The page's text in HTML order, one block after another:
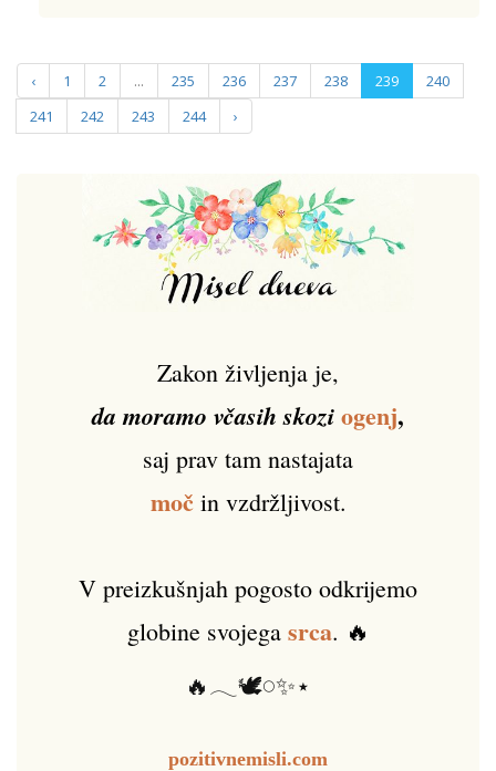
‹ 1 2 ... 235 236 237 238 239
240
241
242 243 244 ›
Zakon življenja je,
da moramo včasih skoziogenj,
saj prav tam nastajata
močin vzdržljivost.
V preizkušnjah pogosto odkrijemo
globine svojega srca. 🔥
🔥𓂃🕊️𓏸✨⋆
pozitivnemisli.com